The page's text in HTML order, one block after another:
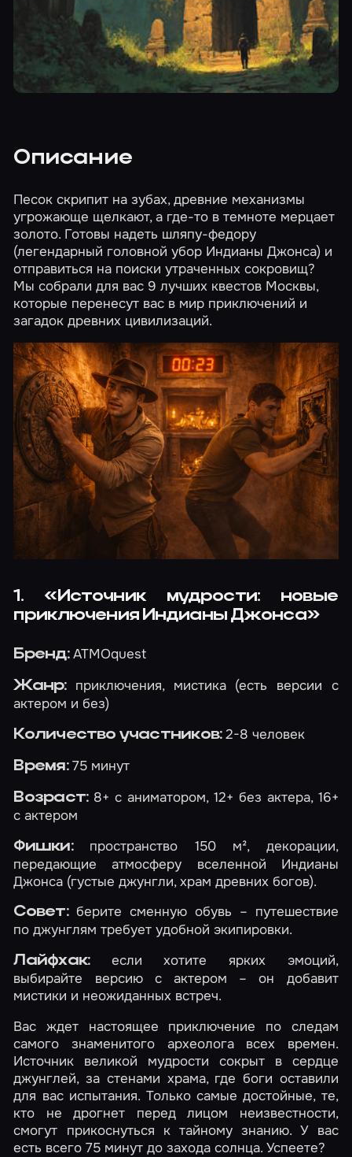
Описание
Песок скрипит на зубах, древние механизмы
угрожающе щелкают, а где-то в темноте мерцает
золото. Готовы надеть шляпу-федору
(легендарный головной убор Индианы Джонса) и
отправиться на поиски утраченных сокровищ?
Мы собрали для вас 9 лучших квестов Москвы,
которые перенесут вас в мир приключений и
загадок древних цивилизаций.
1. «Источник мудрости: новые
приключения Индианы Джонса»
Бренд:ATMOquest
Жанр:приключения, мистика (есть версии с
актером и без)
Количество участников:2-8 человек
Время:75 минут
Возраст:8+ с аниматором, 12+ без актера, 16+
с актером
Фишки:пространство 150 м², декорации,
передающие атмосферу вселенной Индианы
Джонса (густые джунгли, храм древних богов).
Совет:берите сменную обувь – путешествие
по джунглям требует удобной экипировки.
Лайфхак:если хотите ярких эмоций,
выбирайте версию с актером – он добавит
мистики и неожиданных встреч.
Вас ждет настоящее приключение по следам
самого знаменитого археолога всех времен.
Источник великой мудрости сокрыт в сердце
джунглей, за стенами храма, где боги оставили
для вас испытания. Только самые достойные, те,
кто не дрогнет перед лицом неизвестности,
смогут прикоснуться к тайному знанию. У вас
есть всего 75 минут до захода солнца. Успеете?